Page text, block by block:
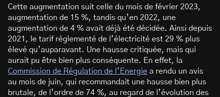
Cette augmentation suit celle du mois de février 2023,
augmentation de 15 %, tandis qu’en 2022, une
augmentation de 4 % avait déjà été décidée. Ainsi depuis
2021, le tarif réglementé de l’électricité est 29 % plus
élevé qu’auparavant. Une hausse critiquée, mais qui
aurait pu être bien plus conséquente. En effet, la
Commission de Régulation de l’Energie a rendu un avis
au mois de juin, qui recommandait une hausse bien plus
brutale, de l’ordre de 74 %, au regard de l’évolution des